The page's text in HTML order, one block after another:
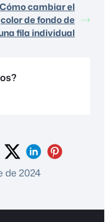
Cómo cambiar el
color de fondo de
fila individual
de 2024